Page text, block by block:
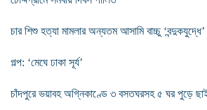
চার শিশু হত্যা মামলার অন্যতম আসামি বাচ্চু
গল্প: ‘মেঘে ঢাকা সূর্য’
চাঁদপুরে ভয়াবহ অগ্নিকাণ্ডে ৩ বসতঘরসহ ৫ ঘর পুড়ে